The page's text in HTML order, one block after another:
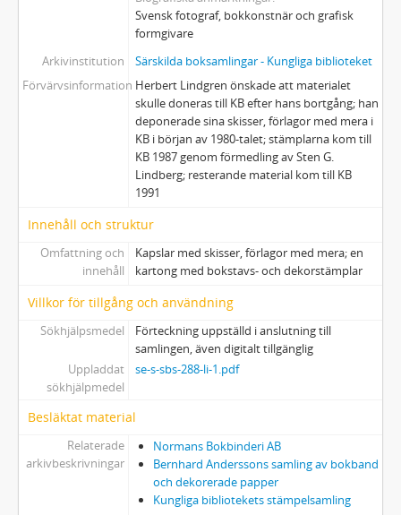
Svensk fotograf, bokkonstnär och grafisk
formgivare
Arkivinstitution
Särskilda boksamlingar - Kungliga biblioteket
Förvärvsinformation Herbert Lindgren önskade att materialet
skulle doneras till KB efter hans bortgång; han
deponerade sina skisser, förlagor med mera i
KB i början av 1980-talet; stämplarna kom till
KB 1987 genom förmedling av Sten G.
Lindberg; resterande material kom till KB
1991
Innehåll och struktur
Omfattning och
innehåll
Kapslar med skisser, förlagor med mera; en
kartong med bokstavs- och dekorstämplar
Villkor för tillgång och användning
Sökhjälpsmedel
Förteckning uppställd i anslutning till
samlingen, även digitalt tillgänglig
Uppladdat
sökhjälpmedel
se-s-sbs-288-li-1.pdf
Besläktat material
Relaterade
arkivbeskrivningar
Normans Bokbinderi AB
Bernhard Anderssons samling av bokband
och dekorerade papper
Kungliga bibliotekets stämpelsamling